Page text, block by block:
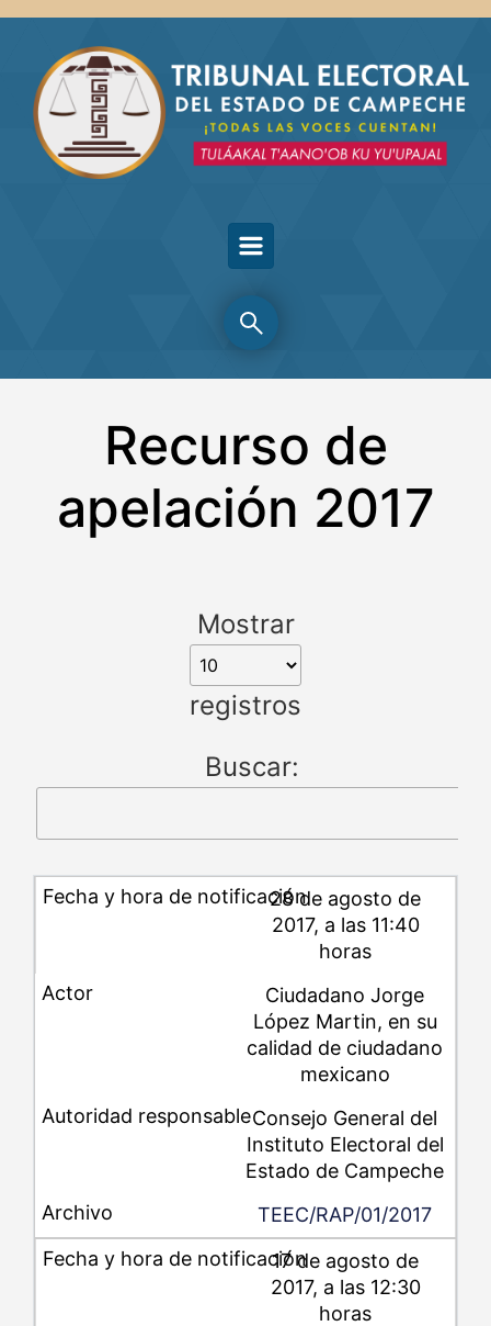
Skip to main content
Recurso de
apelación 2017
Mostrar
registros
Buscar:
28 de agosto de
2017, a las 11:40
horas
Ciudadano Jorge
López Martin, en su
calidad de ciudadano
mexicano
Consejo General del
Instituto Electoral del
Estado de Campeche
TEEC/RAP/01/2017
17 de agosto de
2017, a las 12:30
horas